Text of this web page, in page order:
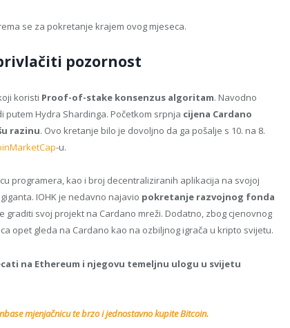
se za pokretanje krajem ovog mjeseca.
pozornost
koristi Proof-of-stake konsenzus algoritam. Navodno
Hydra Shardinga. Početkom srpnja cijena Cardano
razinu. Ovo kretanje bilo je dovoljno da ga pošalje s 10. na 8.
-u.
programera, kao i broj decentraliziranih aplikacija na svojoj
IOHK je nedavno najavio pokretanje razvojnog fonda
graditi svoj projekt na Cardano mreži. Dodatno, zbog cjenovnog
opet gleda na Cardano kao na ozbiljnog igrača u kripto svijetu.
na Ethereum i njegovu temeljnu ulogu u svijetu
mjenjačnicu te brzo i jednostavno kupite Bitcoin.